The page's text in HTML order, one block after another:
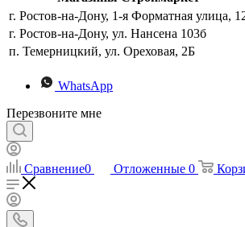
г. Ростов-на-Дону, 1-я Форматная улица,
г. Ростов-на-Дону, ул. Нансена 103б
п. Темерницкий, ул. Ореховая, 2Б
WhatsApp
Перезвоните мне
Сравнение0 Отложенные 0